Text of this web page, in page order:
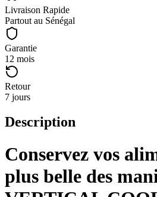
Livraison Rapide
Partout au Sénégal
Garantie
12 mois
Retour
7 jours
Description
Conservez vos
plus belle des